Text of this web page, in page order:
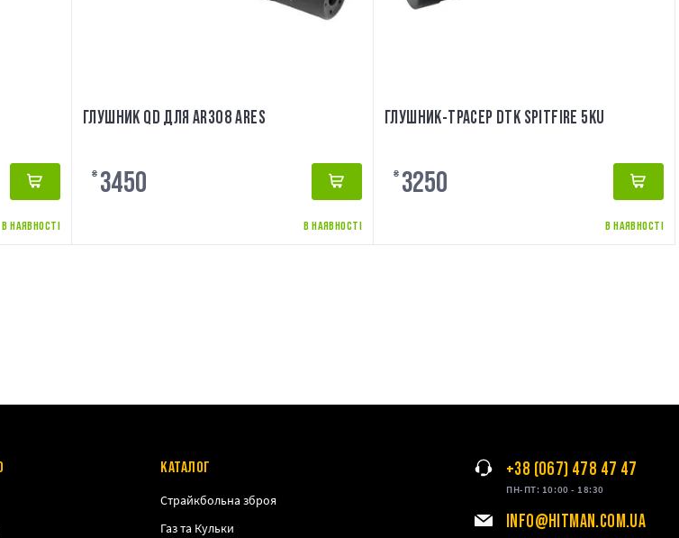
В НАЯВНОСТІ
ГЛУШНИК QD ДЛЯ AR308 ARES
₴ 3450
В НАЯВНОСТІ
ГЛУШНИК-ТРАСЕР DTK SPITFIRE 5KU
₴ 3250
В НАЯВНОСТІ
КАТАЛОГ
Страйкбольна зброя
Газ та Кульки
+38 (067) 478 47 47
ПН-ПТ: 10:00 - 18:30
INFO@HITMAN.COM.UA